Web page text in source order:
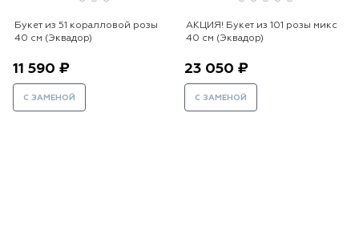
Букет из 51 коралловой розы
40 см (Эквадор)
11 590 ₽
С ЗАМЕНОЙ
АКЦИЯ! Букет из 101 розы микс
40 см (Эквадор)
23 050 ₽
С ЗАМЕНОЙ